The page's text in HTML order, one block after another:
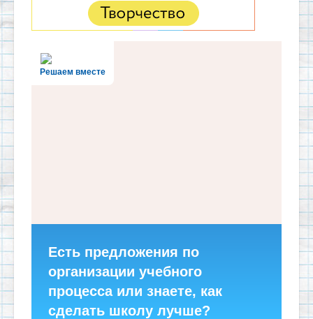
Решаем вместе
Есть предложения по
организации учебного
процесса или знаете, как
сделать школу лучше?